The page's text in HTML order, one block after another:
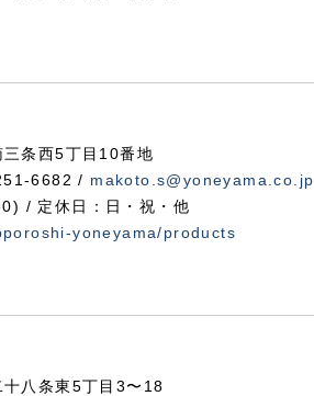
条西5丁目10番地
6682 / makoto.s@yoneyama.co.jp
/ 定休日：日・祝・他
yoneyama/products
八条東5丁目3〜18